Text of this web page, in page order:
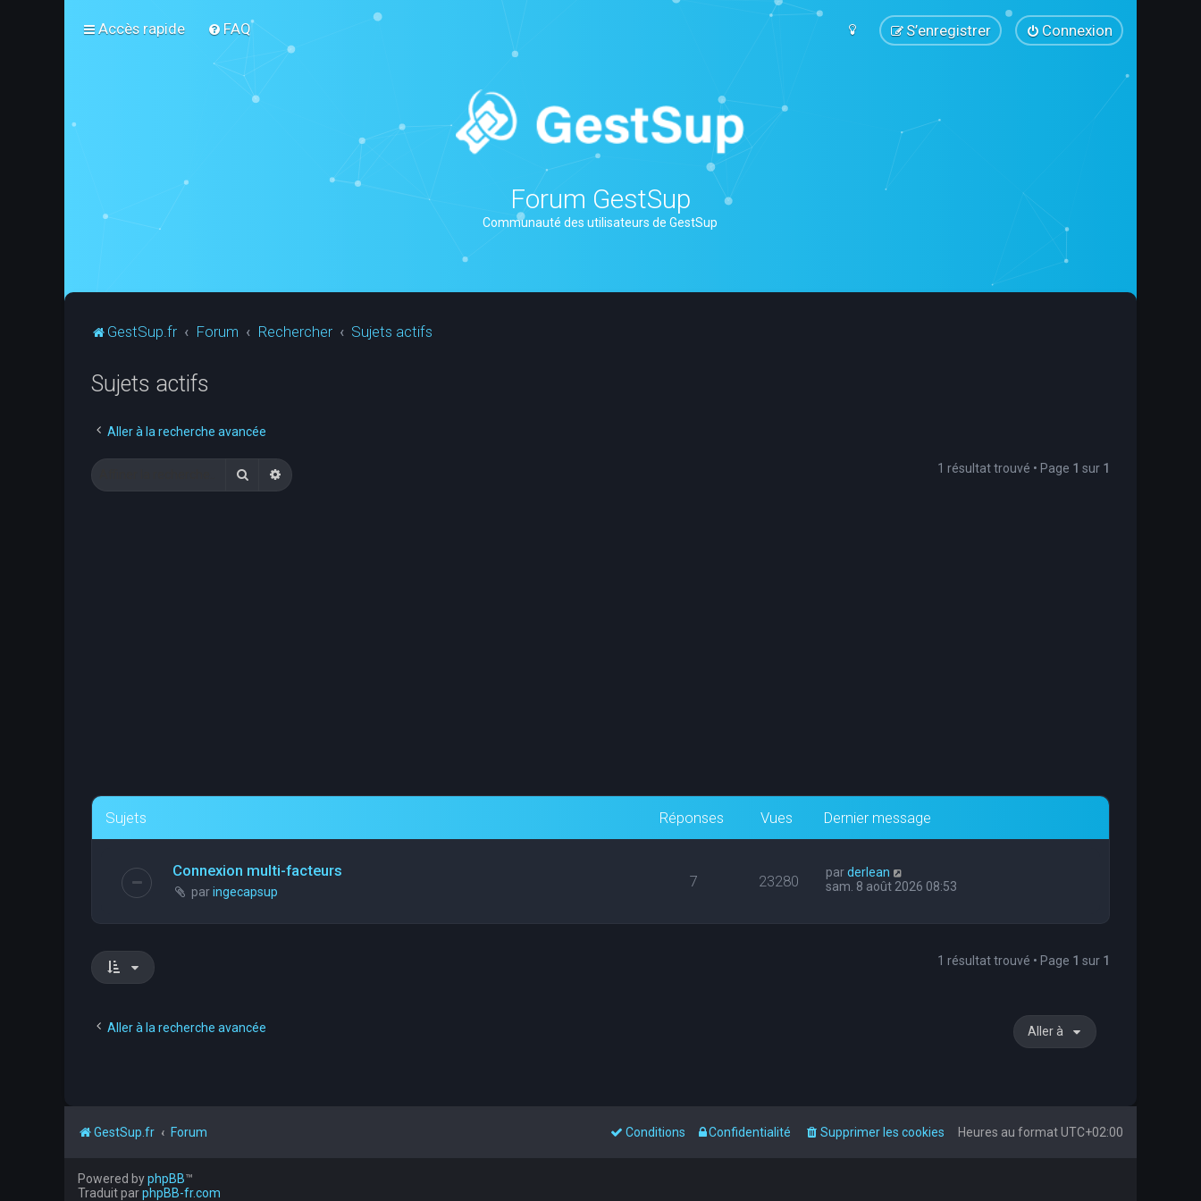
Accès rapide FAQ Connexion
S’enregistrer
Forum GestSup
Communauté des utilisateurs de GestSup
GestSup.fr Forum Rechercher Sujets actifs
Sujets actifs
Aller à la recherche avancée
RechercherRecherche avancée 1 résultat trouvé • Page 1 sur 1
Sujets Réponses Vues Dernier message
Connexion multi-facteurs
paringecapsup
7 23280 parderlean
sam. 8 août 2026 08:53
1 résultat trouvé • Page 1 sur 1
Aller à la recherche avancée Aller à
GestSup.fr Forum Heures au formatUTC+02:00
Supprimer les cookies
Confidentialité
Conditions
Powered byphpBB™
Traduit parphpBB-fr.com